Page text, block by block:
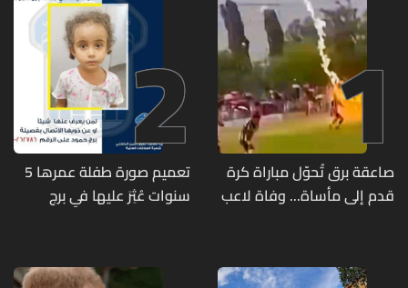
1
صاعقة برق تُحوّل مباراة كرة
قدم إلى مأساة... وفاة لاعب
2
تعميم صورة طفلة عمرها 5
سنوات عُثِرَ عليها في برج